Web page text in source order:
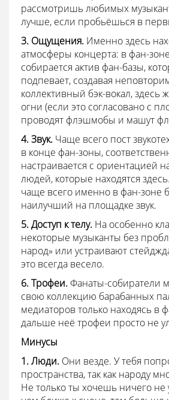
рассмотришь любимых
лучше, если пробьёшься в
3. Ощущения. Именно здесь
атмосферы концерта: в фан-
собирается актив фан-базы,
подпевает, создавая
коллективный бэк-вокал, здесь
огни (если это согласовано с
проводят флэшмобы и машут
4. Звук. Чаще всего пост
в конце фан-зоны,
настраивается с ориентацией
людей, которые находятся
чаще всего именно в фан-зоне
наилучший на площадке звук.
5. Доступ к телу. На особенно
некоторые музыканты без
народ» или устраивают
это всегда весело.
6. Трофеи. Фанаты-собиратели
свою коллекцию барабанных
медиаторов только находясь в
дальше неё трофеи просто не
Минусы
1. Люди. Они везде. У тебя
пространства, так как народу
Не только ты хочешь ничего не